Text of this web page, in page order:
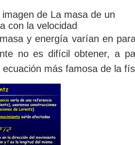
y energía varían en
no es difícil obtener, a
ecuación más famosa de la